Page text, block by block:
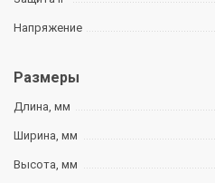
Напряжение
Размеры
Длина, мм
Ширина, мм
Высота, мм